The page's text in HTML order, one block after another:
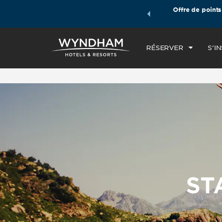
voyages Wyndham, puis accumulez des points
Offre de
RÉSERVER